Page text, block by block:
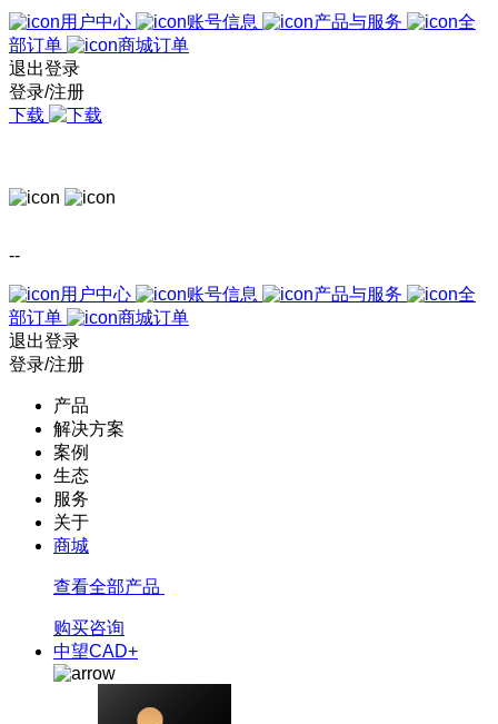
用户中心 账号信息 产品与服务
全
部订单
商城订单
退出登录
登录/注册
下载
--
用户中心 账号信息 产品与服务
全
部订单
商城订单
退出登录
登录/注册
产品
解决方案
案例
生态
服务
关于
商城
查看全部产品
购买咨询
中望CAD+